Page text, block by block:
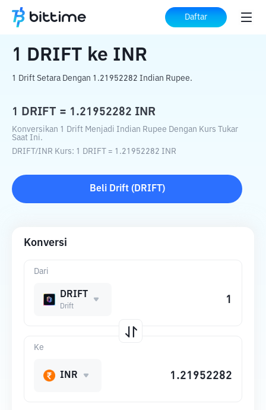
Daftar
Beranda Konverter Kripto DRIFT INR
1 DRIFT ke INR
1 Drift Setara Dengan 1.21952282 Indian Rupee.
1 DRIFT = 1.21952282 INR
Konversikan 1 Drift Menjadi Indian Rupee Dengan Kurs Tukar
Saat Ini.
DRIFT /INR Kurs: 1 DRIFT = 1.21952282 INR
Beli Drift( DRIFT )
Konversi
Dari
DRIFT
Drift
Ke
INR